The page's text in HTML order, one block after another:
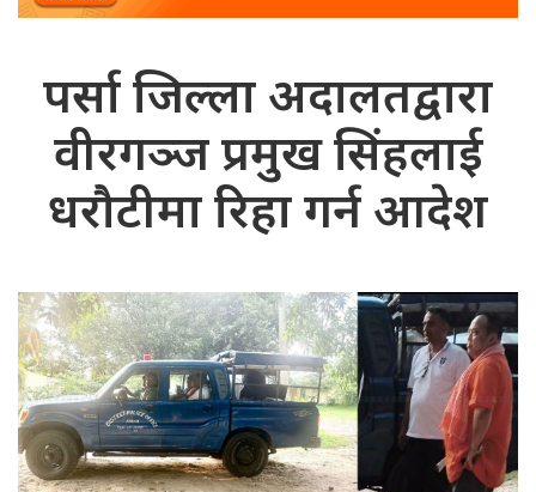
पर्सा जिल्ला अदालतद्वारा
वीरगञ्ज प्रमुख सिंहलाई
धरौटीमा रिहा गर्न आदेश